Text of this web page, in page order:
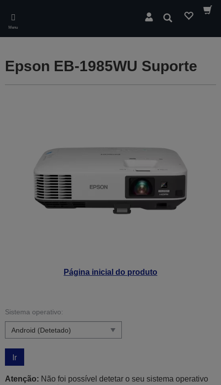
main
content
Menu
Pesquisar
Página inicial do produto
Epson EB-1985WU Suporte
Sistema operativo:
Ir
Atenção: Não foi possível detetar o seu sistema operativo